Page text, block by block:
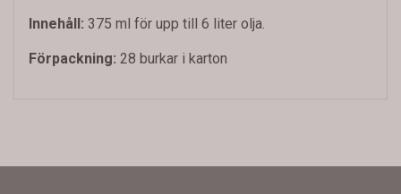
Innehåll: 375 ml för upp till 6 liter olja.
Förpackning: 28 burkar i karton